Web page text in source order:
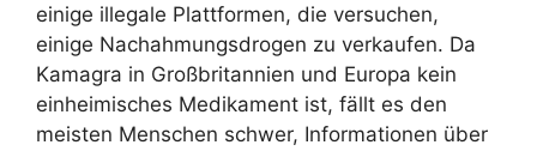
einige illegale Plattformen, die versuchen,
einige Nachahmungsdrogen zu verkaufen. Da
Kamagra in Großbritannien und Europa kein
einheimisches Medikament ist, fällt es den
meisten Menschen schwer, Informationen über